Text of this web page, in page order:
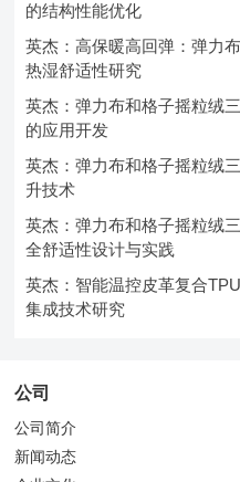
的结构性能优化
英杰：高保暖高回弹：弹力
热湿舒适性研究
英杰：弹力布和格子摇粒绒
的应用开发
英杰：弹力布和格子摇粒绒
升技术
英杰：弹力布和格子摇粒绒
全舒适性设计与实践
英杰：智能温控皮革复合
集成技术研究
公司
公司简介
新闻动态